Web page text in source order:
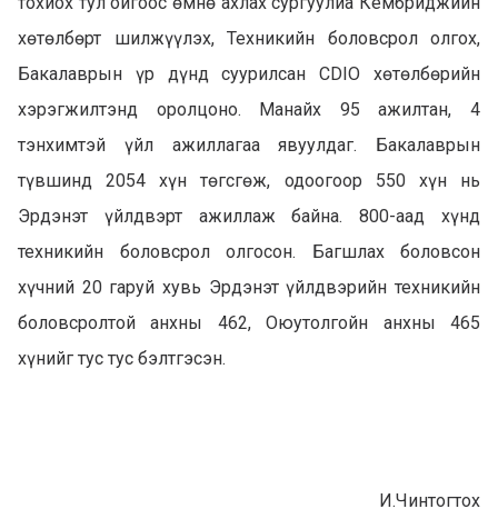
хөтөлбөрт шилжүүлэх, Техникийн боловсрол олгох,
Бакалаврын үр дүнд суурилсан CDIO хөтөлбөрийн
хэрэгжилтэнд оролцоно. Манайх 95 ажилтан, 4
тэнхимтэй үйл ажиллагаа явуулдаг. Бакалаврын
түвшинд 2054 хүн төгсгөж, одоогоор 550 хүн нь
Эрдэнэт үйлдвэрт ажиллаж байна. 800-аад хүнд
техникийн боловсрол олгосон. Багшлах боловсон
хүчний 20 гаруй хувь Эрдэнэт үйлдвэрийн техникийн
боловсролтой анхны 462, Оюутолгойн анхны 465
хүнийг тус тус бэлтгэсэн.
И.Чинтогтох